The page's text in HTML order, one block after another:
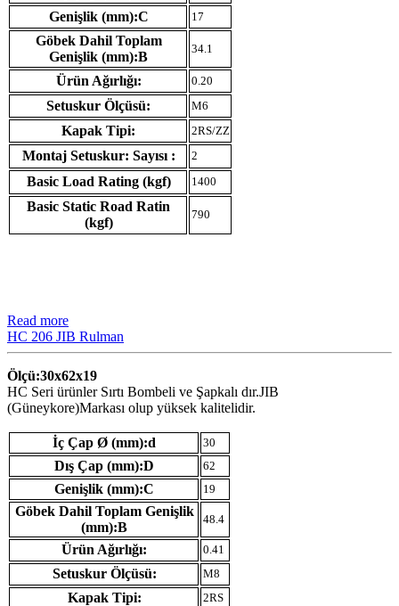
Genişlik (mm):C 17
Göbek Dahil Toplam
Genişlik (mm):B
34.1
Ürün Ağırlığı: 0.20
Setuskur Ölçüsü: M6
Kapak Tipi: 2RS/ZZ
Montaj Setuskur: Sayısı : 2
Basic Load Rating (kgf) 1400
Basic Static Road Ratin
(kgf)
790
Read more
HC 206 JIB Rulman
Ölçü:30x62x19
HC Seri ürünler Sırtı Bombeli ve Şapkalı dır.JIB
(Güneykore)Markası olup yüksek kalitelidir.
İç Çap Ø (mm):d 30
Dış Çap (mm):D 62
Genişlik (mm):C 19
Göbek Dahil Toplam Genişlik
(mm):B
48.4
Ürün Ağırlığı: 0.41
Setuskur Ölçüsü: M8
Kapak Tipi: 2RS